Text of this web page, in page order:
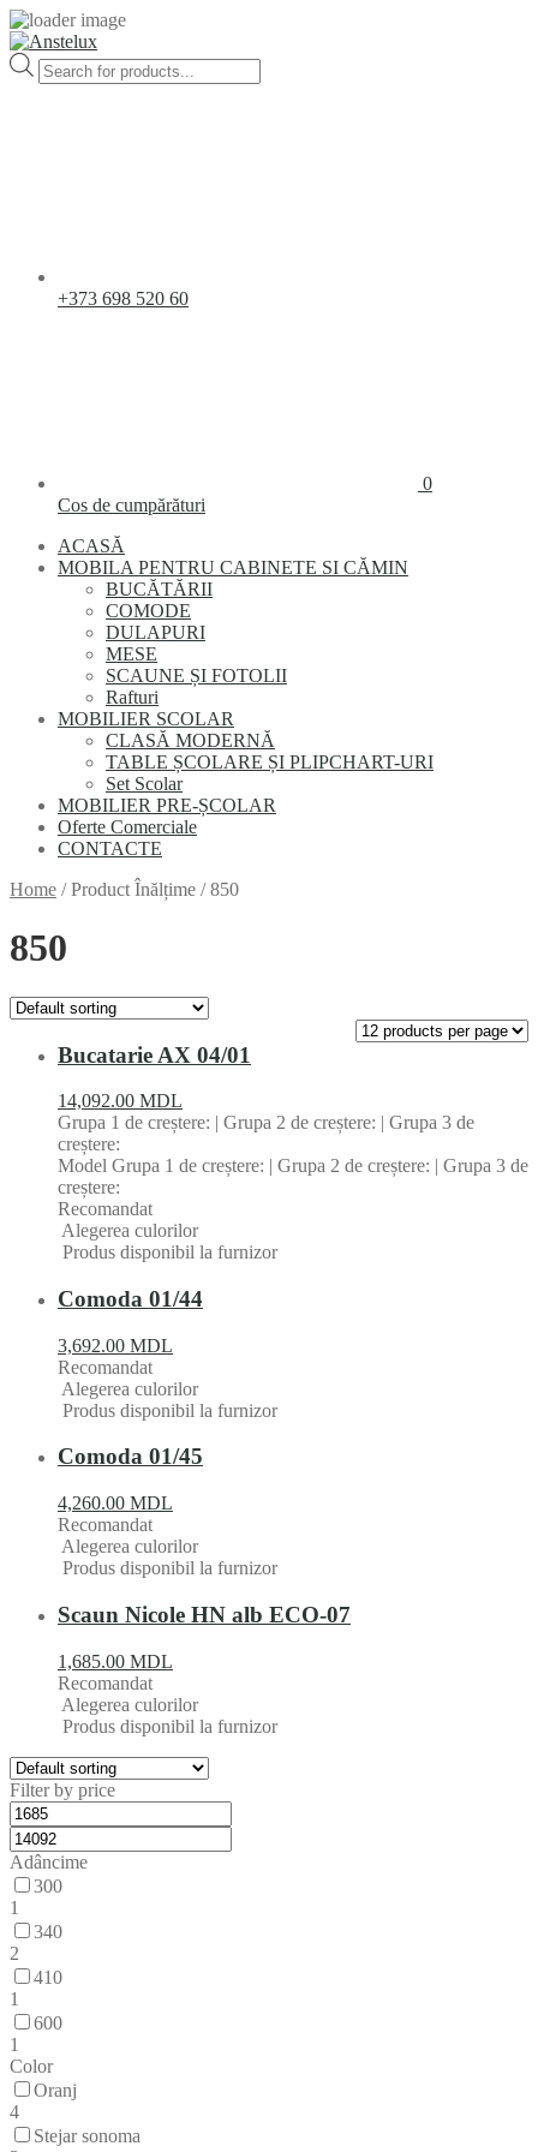
Products
search
+373 698 520 60
0
Cos de cumpărături
ACASĂ
MOBILA PENTRU CABINETE SI CĂMIN
BUCĂTĂRII
COMODE
DULAPURI
MESE
SCAUNE ȘI FOTOLII
Rafturi
MОBILIER SCОLAR
CLASĂ MODERNĂ
TABLE ȘCOLARE ȘI PLIPCHART-URI
Set Scolar
MOBILIER PRE-ȘCOLAR
Oferte Comerciale
CONTACTE
Home /Product Înălțime /850
850
Bucatarie AX 04/01
14,092.00 MDL
Grupa 1 de creștere: | Grupa 2 de creștere: | Grupa 3 de
creștere:
Model Grupa 1 de creștere: | Grupa 2 de creștere: | Grupa 3 de
creștere:
Recomandat
Alegerea culorilor
Produs disponibil la furnizor
Comoda 01/44
3,692.00 MDL
Recomandat
Alegerea culorilor
Produs disponibil la furnizor
Comoda 01/45
4,260.00 MDL
Recomandat
Alegerea culorilor
Produs disponibil la furnizor
Scaun Nicole HN alb ECO-07
1,685.00 MDL
Recomandat
Alegerea culorilor
Produs disponibil la furnizor
Filter by price
Adâncime
300
1
340
2
410
1
600
1
Color
Oranj
4
Stejar sonoma